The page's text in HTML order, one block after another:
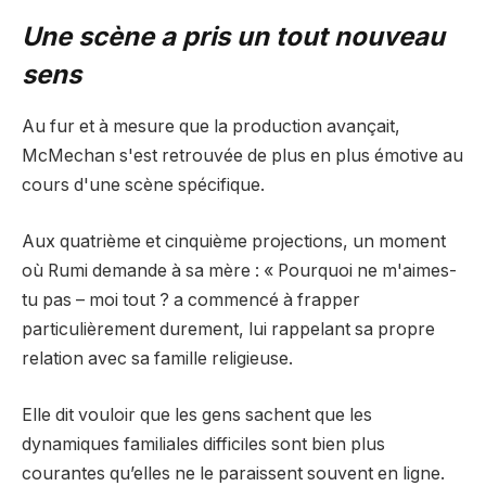
Une scène a pris un tout nouveau
sens
Au fur et à mesure que la production avançait,
McMechan s'est retrouvée de plus en plus émotive au
cours d'une scène spécifique.
Aux quatrième et cinquième projections, un moment
où Rumi demande à sa mère : « Pourquoi ne m'aimes-
tu pas – moi tout ? a commencé à frapper
particulièrement durement, lui rappelant sa propre
relation avec sa famille religieuse.
Elle dit vouloir que les gens sachent que les
dynamiques familiales difficiles sont bien plus
courantes qu’elles ne le paraissent souvent en ligne.